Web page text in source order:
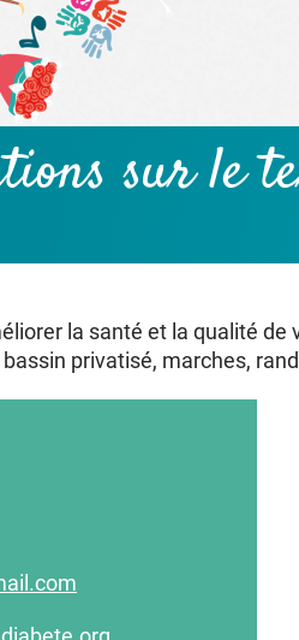
site
sur le
la santé et la qualité
privatisé, marches,